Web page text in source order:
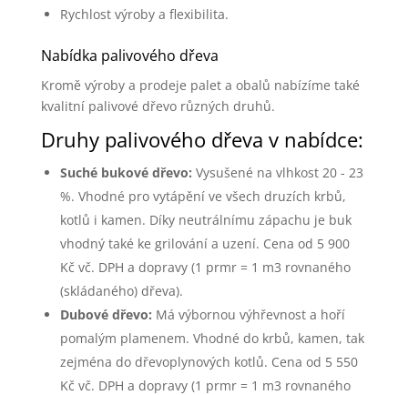
Rychlost výroby a flexibilita.
Nabídka palivového dřeva
Kromě výroby a prodeje palet a obalů nabízíme také
kvalitní palivové dřevo různých druhů.
Druhy palivového dřeva v nabídce:
Suché bukové dřevo: Vysušené na vlhkost 20 - 23
%. Vhodné pro vytápění ve všech druzích krbů,
kotlů i kamen. Díky neutrálnímu zápachu je buk
vhodný také ke grilování a uzení. Cena od 5 900
Kč vč. DPH a dopravy (1 prmr = 1 m3 rovnaného
(skládaného) dřeva).
Dubové dřevo: Má výbornou výhřevnost a hoří
pomalým plamenem. Vhodné do krbů, kamen, tak
zejména do dřevoplynových kotlů. Cena od 5 550
Kč vč. DPH a dopravy (1 prmr = 1 m3 rovnaného